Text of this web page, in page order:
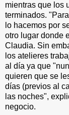
mientras que los
terminados.
lo hacemos por
otro lugar donde
Claudia. Sin
los atelieres
al día ya que
quieren que se
días (previos al
las noches",
negocio.